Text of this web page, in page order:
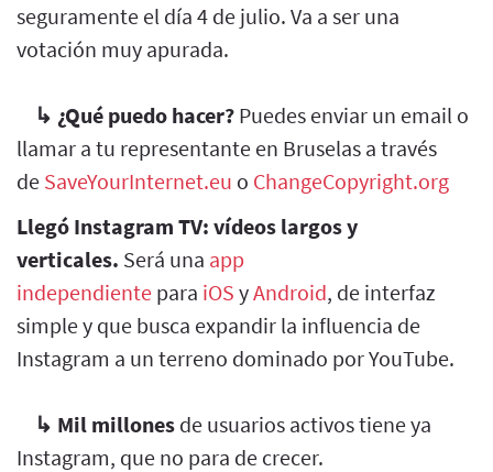
seguramente el día 4 de julio. Va a ser una
votación muy apurada.
↳ ¿Qué puedo hacer? Puedes enviar un email o
llamar a tu representante en Bruselas a través
de SaveYourInternet.eu o ChangeCopyright.org
Llegó Instagram TV: vídeos largos y
verticales. Será una app
independiente para iOS yAndroid, de interfaz
simple y que busca expandir la influencia de
Instagram a un terreno dominado por YouTube.
↳ Mil millones de usuarios activos tiene ya
Instagram, que no para de crecer.